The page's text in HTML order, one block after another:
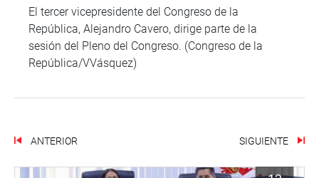
El tercer vicepresidente del Congreso de la
República, Alejandro Cavero, dirige parte de la
sesión del Pleno del Congreso. (Congreso de la
República/VVásquez)
ANTERIOR SIGUIENTE